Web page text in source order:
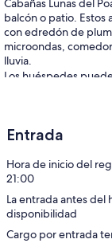
Cabañas Lunas del
balcón o patio. Estos
con edredón de
microondas,
lluvia.
Los huéspedes
Entrada
Hora de inicio del
21:00
La entrada antes del
disponibilidad
Cargo por entrada